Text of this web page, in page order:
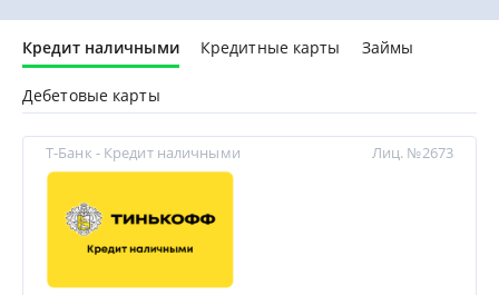
Кредит наличными Кредитные карты Займы
Дебетовые карты
Т-Банк - Кредит наличными Лиц. №2673